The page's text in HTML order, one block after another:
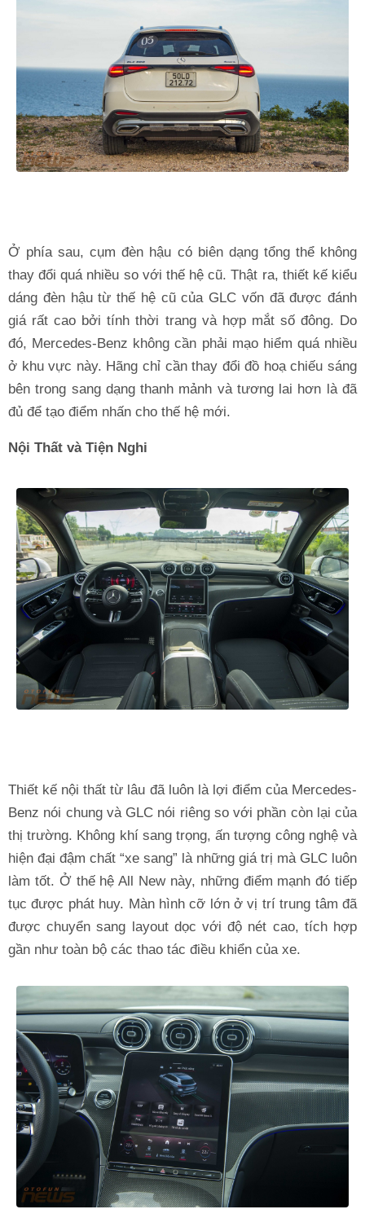
Ở phía sau, cụm đèn hậu có biên dạng tổng thể không
thay đổi quá nhiều so với thế hệ cũ. Thật ra, thiết kế kiểu
dáng đèn hậu từ thế hệ cũ của GLC vốn đã được đánh
giá rất cao bởi tính thời trang và hợp mắt số đông. Do
đó, Mercedes-Benz không cần phải mạo hiểm quá nhiều
ở khu vực này. Hãng chỉ cần thay đổi đồ hoạ chiếu sáng
bên trong sang dạng thanh mảnh và tương lai hơn là đã
đủ để tạo điểm nhấn cho thế hệ mới.
Nội Thất và Tiện Nghi
Thiết kế nội thất từ lâu đã luôn là lợi điểm của Mercedes-
Benz nói chung và GLC nói riêng so với phần còn lại của
thị trường. Không khí sang trọng, ấn tượng công nghệ và
hiện đại đậm chất “xe sang” là những giá trị mà GLC luôn
làm tốt. Ở thế hệ All New này, những điểm mạnh đó tiếp
tục được phát huy. Màn hình cỡ lớn ở vị trí trung tâm đã
được chuyển sang layout dọc với độ nét cao, tích hợp
gần như toàn bộ các thao tác điều khiển của xe.